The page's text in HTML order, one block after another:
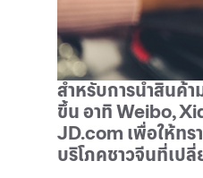
สำหรับการนำสินค้
ขึ้น อาทิ Weibo,
JD.com เพื่อให้ท
บริโภคชาวจีนที่เป